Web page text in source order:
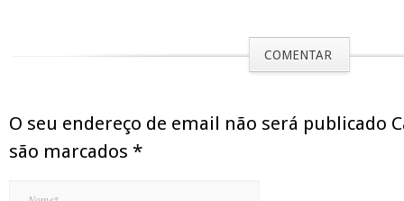
COMENTAR
O seu endereço de email não será publicado
são marcados *